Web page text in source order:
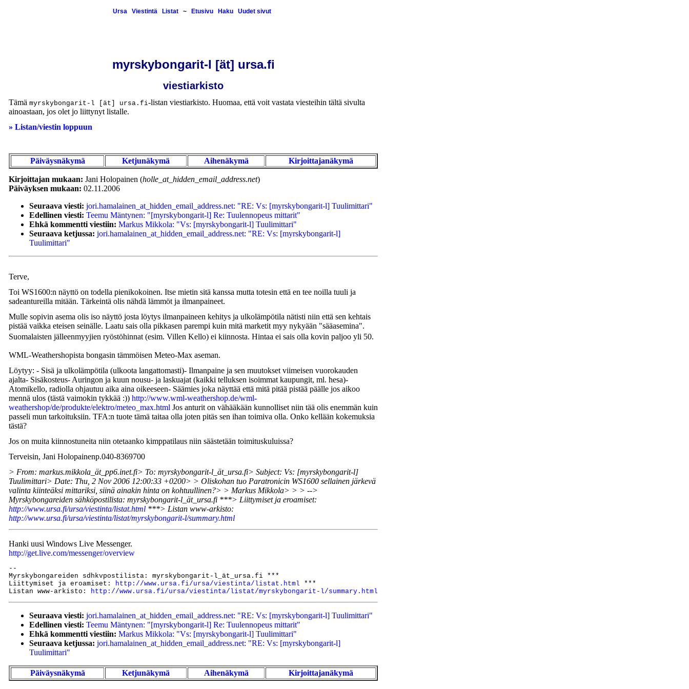
Ursa Viestintä Listat~ Etusivu Haku Uudet sivut
myrskybongarit-l [ät] ursa.fi
viestiarkisto
Tämä myrskybongarit-l [ät] ursa.fi-listan viestiarkisto. Huomaa, että voit vastata viesteihin tältä sivulta
ainoastaan, jos olet jo liittynyt listalle.
» Listan/viestin loppuun
Päiväysnäkymä Ketjunäkymä Aihenäkymä Kirjoittajanäkymä
Kirjoittajan mukaan: Jani Holopainen (holle_at_hidden_email_address.net)
Päiväyksen mukaan: 02.11.2006
Seuraava viesti: jori.hamalainen_at_hidden_email_address.net: "RE: Vs: [myrskybongarit-l] Tuulimittari"
Edellinen viesti: Teemu Mäntynen: "[myrskybongarit-l] Re: Tuulennopeus mittarit"
Ehkä kommentti viestiin: Markus Mikkola: "Vs: [myrskybongarit-l] Tuulimittari"
Seuraava ketjussa: jori.hamalainen_at_hidden_email_address.net: "RE: Vs: [myrskybongarit-l]
Tuulimittari"
Terve,
Toi WS1600:n näyttö on todella pienikokoinen. Itse mietin sitä kanssa mutta totesin että en tee noilla tuuli ja
sadeantureilla mitään. Tärkeintä olis nähdä lämmöt ja ilmanpaineet.
Mulle sopivin asema olis iso näyttö josta löytys ilmanpaineen kehitys ja ulkolämpötila nätisti niin että sen kehtais
pistää vaikka eteisen seinälle. Laatu sais olla pikkasen parempi kuin mitä marketit myy nykyään "sääasemina".
Suomalaisten jälleenmyyjien ryöstöhinnat (esim. Villen Kello) ei kiinnosta. Hintaa ei sais olla kovin paljoo yli 50.
WML-Weathershopista bongasin tämmöisen Meteo-Max aseman.
Löytyy: - Sisä ja ulkolämpötila (ulkoota langattomasti)- Ilmanpaine ja sen muutokset viimeisen vuorokauden
ajalta- Sisäkosteus- Auringon ja kuun nousu- ja laskuajat (kaikki telluksen isoimmat kaupungit, ml. hesa)-
Atomikello, radiolla ohjautuu aika aina oikeeseen- Säämies joka näyttää että mitä pitää pistää päälle jos aikoo
mennä ulos (tästä vaimokin tykkää :)) http://www.wml-weathershop.de/wml-
weathershop/de/produkte/elektro/meteo_max.html Jos anturit on vähääkään kunnolliset niin tää olis enemmän kuin
passeli mun tarkoituksiin. TFA:n tuote tämä taitaa olla joten pitäs sen ihan toimiva olla. Onko kellään kokemuksia
tästä?
Jos on muita kiinnostuneita niin otetaanko kimppatilaus niin säästetään toimituskuluissa?
Terveisin, Jani Holopainenp.040-8369700
> From: markus.mikkola_ät_pp6.inet.fi> To: myrskybongarit-l_ät_ursa.fi> Subject: Vs: [myrskybongarit-l]
Tuulimittari> Date: Thu, 2 Nov 2006 12:00:33 +0200> > Oliskohan tuo Paratronicin WS1600 sellainen järkevä
valinta kiinteäksi mittariksi, siinä ainakin hinta on kohtuullinen?> > Markus Mikkola> > > -->
Myrskybongareiden sähköpostilista: myrskybongarit-l_ät_ursa.fi ***> Liittymiset ja eroamiset:
http://www.ursa.fi/ursa/viestinta/listat.html ***> Listan www-arkisto:
http://www.ursa.fi/ursa/viestinta/listat/myrskybongarit-l/summary.html
Hanki uusi Windows Live Messenger.
http://get.live.com/messenger/overview
--
Myrskybongareiden sdhkvpostilista: myrskybongarit-l_ät_ursa.fi ***
Liittymiset ja eroamiset:
http://www.ursa.fi/ursa/viestinta/listat.html ***
Listan www-arkisto:
http://www.ursa.fi/ursa/viestinta/listat/myrskybongarit-l/summary.html
Seuraava viesti: jori.hamalainen_at_hidden_email_address.net: "RE: Vs: [myrskybongarit-l] Tuulimittari"
Edellinen viesti: Teemu Mäntynen: "[myrskybongarit-l] Re: Tuulennopeus mittarit"
Ehkä kommentti viestiin: Markus Mikkola: "Vs: [myrskybongarit-l] Tuulimittari"
Seuraava ketjussa: jori.hamalainen_at_hidden_email_address.net: "RE: Vs: [myrskybongarit-l]
Tuulimittari"
Päiväysnäkymä Ketjunäkymä Aihenäkymä Kirjoittajanäkymä